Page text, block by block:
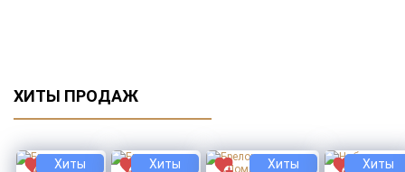
ХИТЫ ПРОДАЖ
Хиты Хиты Хиты Хиты